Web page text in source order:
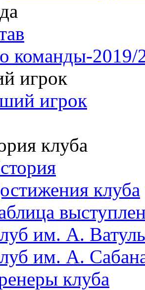
команды-2019/
игрок
игрок
клуба
клуба
им. А.
им. А.
клуба